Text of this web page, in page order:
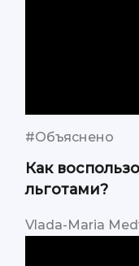
#Объяснено
Как
льготами?
Vlada-Maria